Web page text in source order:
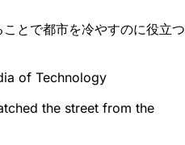
とで都市を冷やすのに役立つ
of Technology
the street from the